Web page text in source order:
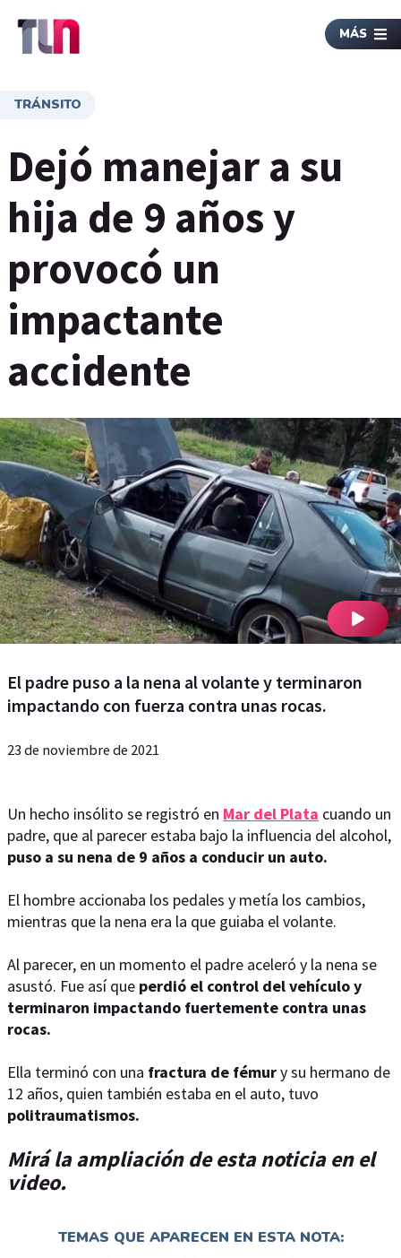
MÁS
TRÁNSITO
Dejó manejar a su
hija de 9 años y
provocó un
impactante
accidente
El padre puso a la nena al volante y terminaron
impactando con fuerza contra unas rocas.
23 de noviembre de 2021
Un hecho insólito se registró en Mar del Plata cuando un
padre, que al parecer estaba bajo la influencia del alcohol,
puso a su nena de 9 años a conducir un auto.
El hombre accionaba los pedales y metía los cambios,
mientras que la nena era la que guiaba el volante.
Al parecer, en un momento el padre aceleró y la nena se
asustó. Fue así que perdió el control del vehículo y
terminaron impactando fuertemente contra unas
rocas.
Ella terminó con una fractura de fémury su hermano de
12 años, quien también estaba en el auto, tuvo
politraumatismos.
Mirá la ampliación de esta noticia en el
video.
TEMAS QUE APARECEN EN ESTA NOTA: